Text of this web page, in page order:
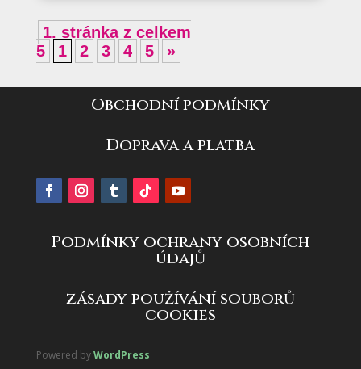
1. stránka z celkem
5
1 2 3 4 5 »
Obchodní podmínky
Doprava a platba
Podmínky ochrany osobních
údajů
zásady používání souborů
cookies
Powered byWordPress